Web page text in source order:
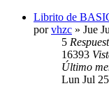
Librito de
porvhzc » Jue
5
16393
Último
Lun Jul